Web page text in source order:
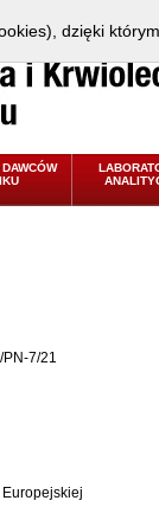
7/21
dzięki